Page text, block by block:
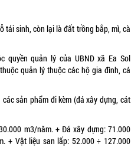
tái sinh, còn lại là đất trồng bắp, mì, cà
quyền quản lý của UBND xã Ea Sol
quản lý thuộc các hộ gia đình, cá
sản phẩm đi kèm (đá xây dựng, cát
m3/năm. + Đá xây dựng: 71.000
+ Vật liệu san lấp: 52.000 ÷ 127.000